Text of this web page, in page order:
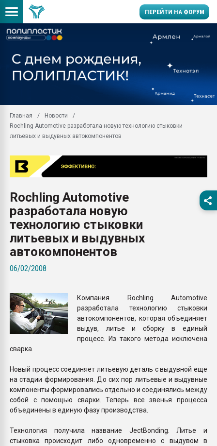
ПЕРЕЙТИ НА ФОРУМ
заводу пластмасс"
первый план в
28.07.2026
ситуацией на
Главная
Новости
Rochling Automotive разработала новую технологию стыковки
литьевых и выдувных автокомпонентов
Rochling Automotive
разработала новую
технологию стыковки
литьевых и выдувных
автокомпонентов
06/02/2008
Компания Rochling Automotive
разработала технологию стыковки
автокомпонентов, которая объединяет
выдув, литье и сборку в единый
процесс. Из такого метода исключена
сварка.
Новый процесс соединяет литьевую деталь с выдувной еще
на стадии формирования. До сих пор литьевые и выдувные
компоненты формировались отдельно и соединялись между
собой с помощью сварки. Теперь все звенья процесса
объединены в единую фазу производства.
Технология получила название JectBonding. Литье и
стыковка происходит либо одновременно с выдувом в